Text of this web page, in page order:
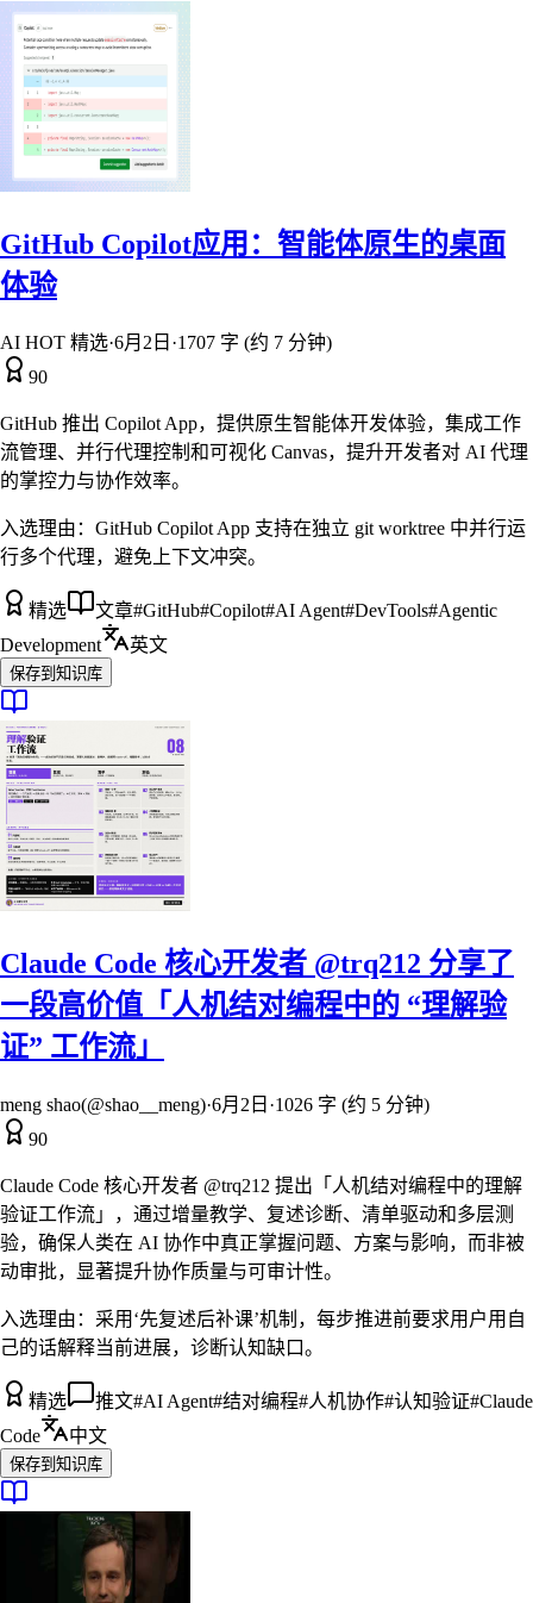
GitHub Copilot应用：智能体原生的桌面
体验
AI HOT 精选·6月2日 ·1707 字 (约 7 分钟)
90
GitHub 推出 Copilot App，提供原生智能体开发体验，集成工作
流管理、并行代理控制和可视化 Canvas，提升开发者对 AI 代理
的掌控力与协作效率。
入选理由： GitHub Copilot App 支持在独立 git worktree 中并行运
行多个代理，避免上下文冲突。
精选 文章#GitHub#Copilot#AI Agent#DevTools#Agentic
Development
英文
保存到知识库
Claude Code 核心开发者 @trq212 分享了
一段高价值「人机结对编程中的 “理解验
证” 工作流」
meng shao(@shao__meng)·6月2日 ·1026 字 (约 5 分钟)
90
Claude Code 核心开发者 @trq212 提出「人机结对编程中的理解
验证工作流」，通过增量教学、复述诊断、清单驱动和多层测
验，确保人类在 AI 协作中真正掌握问题、方案与影响，而非被
动审批，显著提升协作质量与可审计性。
入选理由： 采用‘先复述后补课’机制，每步推进前要求用户用自
己的话解释当前进展，诊断认知缺口。
精选 推文#AI Agent#结对编程#人机协作#认知验证#Claude
Code
中文
保存到知识库